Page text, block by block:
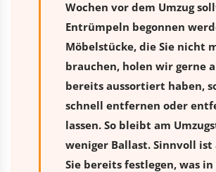
Wochen vor dem Umzug
Entrümpeln begonnen
Möbelstücke, die Sie nicht
brauchen, holen wir gerne
bereits aussortiert haben,
schnell entfernen oder
lassen. So bleibt am
weniger Ballast. Sinnvoll ist
Sie bereits festlegen, was